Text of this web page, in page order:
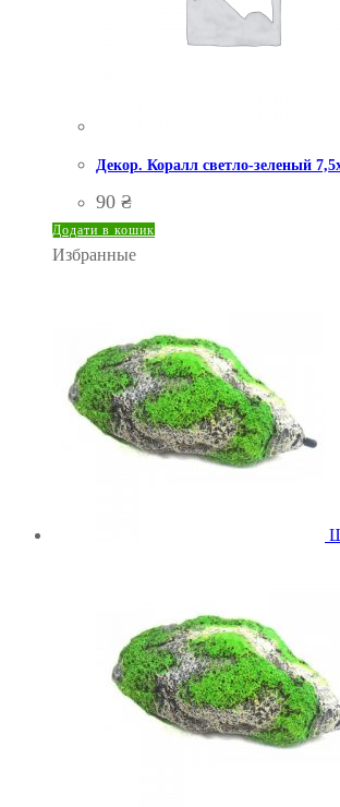
Декор. Коралл светло-зеленый
90 ₴
Додати в кошик
Избранные